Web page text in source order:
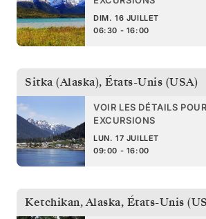
DIM. 16 JUILLET
06:30 - 16:00
Sitka (Alaska), États-Unis (USA)
VOIR LES DÉTAILS
EXCURSIONS
LUN. 17 JUILLET
09:00 - 16:00
Ketchikan, Alaska, États-Unis